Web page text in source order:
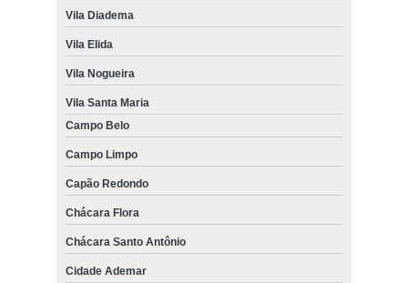
Vila Diadema
Vila Elida
Vila Nogueira
Vila Santa Maria
Campo Belo
Campo Limpo
Capão Redondo
Chácara Flora
Chácara Santo Antônio
Cidade Ademar